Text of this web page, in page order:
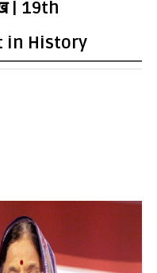
| 19th
in History